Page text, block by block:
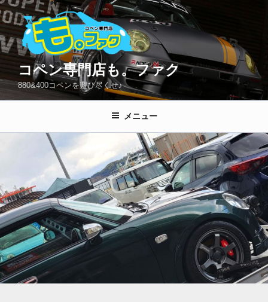
コ
ン
テ
ン
へ
ス
プ
コペン専門店も。ファク
880&400コペンを遊び尽くせ♪
メニュー